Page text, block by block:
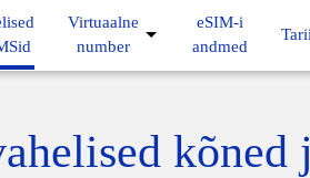
Virtuaalne
number
eSIM-i
andmed
kõned